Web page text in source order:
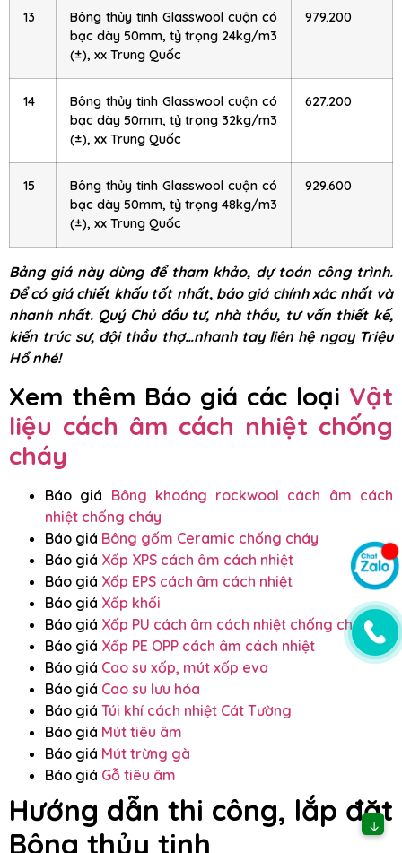
13
Bông thủy tinh Glasswool cuộn có
bạc dày 50mm, tỷ trọng 24kg/m3
(±), xx Trung Quốc
979.200
14
Bông thủy tinh Glasswool cuộn có
bạc dày 50mm, tỷ trọng 32kg/m3
(±), xx Trung Quốc
627.200
15
Bông thủy tinh Glasswool cuộn có
bạc dày 50mm, tỷ trọng 48kg/m3
(±), xx Trung Quốc
929.600
Bảng giá này dùng để tham khảo, dự toán công trình.
Để có giá chiết khấu tốt nhất, báo giá chính xác nhất và
nhanh nhất. Quý Chủ đầu tư, nhà thầu, tư vấn thiết kế,
kiến trúc sư, đội thầu thợ…nhanh tay liên hệ ngay Triệu
Hổ nhé!
Xem thêm Báo giá các loại Vật
liệu cách âm cách nhiệt chống
cháy
Báo giá Bông khoáng rockwool cách âm cách
nhiệt chống cháy
Báo giá Bông gốm Ceramic chống cháy
Báo giá Xốp XPS cách âm cách nhiệt
Báo giá Xốp EPS cách âm cách nhiệt
Báo giá Xốp khối
Báo giá Xốp PU cách âm cách nhiệt chống cháy
Báo giá Xốp PE OPP cách âm cách nhiệt
Báo giá Cao su xốp, mút xốp eva
Báo giá Cao su lưu hóa
Báo giá Túi khí cách nhiệt Cát Tường
Báo giá Mút tiêu âm
Báo giá Mút trừng gà
Báo giá Gỗ tiêu âm
Hướng dẫn thi công, lắp đặt
Bông thủy tinh
↓